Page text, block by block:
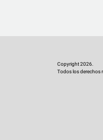
Copyright 2026.
Todos los derechos